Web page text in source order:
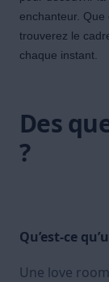
enchanteur.
trouverez le
chaque instant.
Des
?
Qu’est-ce
Une love